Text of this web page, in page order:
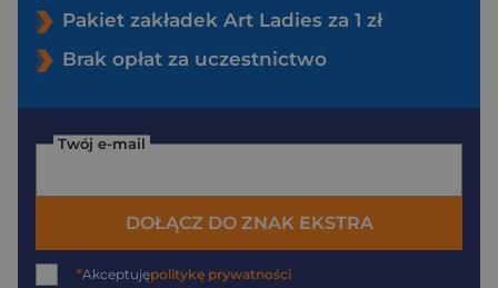
Pakiet zakładek Art Ladies za 1 zł
Brak opłat za uczestnictwo
Twój e-mail
DOŁĄCZ DO ZNAK EKSTRA
*Akceptujępolitykę prywatności